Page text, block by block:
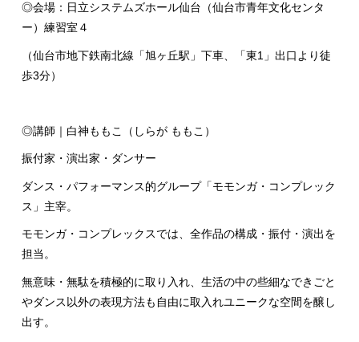
◎会場：日立システムズホール仙台（仙台市青年文化センタ
ー）練習室４
（仙台市地下鉄南北線「旭ヶ丘駅」下車、「東1」出口より徒
歩3分）
◎講師｜白神ももこ（しらが ももこ）
振付家・演出家・ダンサー
ダンス・パフォーマンス的グループ「モモンガ・コンプレック
ス」主宰。
モモンガ・コンプレックスでは、全作品の構成・振付・演出を
担当。
無意味・無駄を積極的に取り入れ、生活の中の些細なできごと
やダンス以外の表現方法も自由に取入れユニークな空間を醸し
出す。